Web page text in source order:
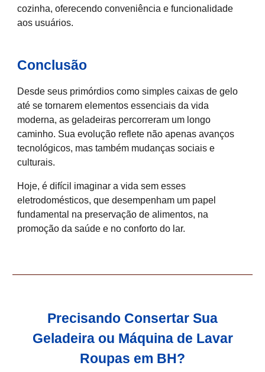
cozinha, oferecendo conveniência e funcionalidade
aos usuários.
Conclusão
Desde seus primórdios como simples caixas de gelo
até se tornarem elementos essenciais da vida
moderna, as geladeiras percorreram um longo
caminho. Sua evolução reflete não apenas avanços
tecnológicos, mas também mudanças sociais e
culturais.
Hoje, é difícil imaginar a vida sem esses
eletrodomésticos, que desempenham um papel
fundamental na preservação de alimentos, na
promoção da saúde e no conforto do lar.
Precisando Consertar Sua
Geladeira ou Máquina de Lavar
Roupas em BH?